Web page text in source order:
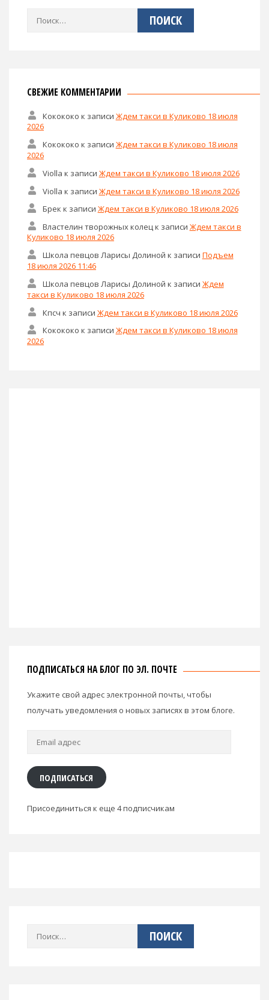
Найти:
СВЕЖИЕ КОММЕНТАРИИ
Кокококо к записи Ждем такси в Куликово 18 июля
2026
Кокококо к записи Ждем такси в Куликово 18 июля
2026
Violla к записи Ждем такси в Куликово 18 июля 2026
Violla к записи Ждем такси в Куликово 18 июля 2026
Брек к записи Ждем такси в Куликово 18 июля 2026
Властелин творожных колец к записи Ждем такси в
Куликово 18 июля 2026
Школа певцов Ларисы Долиной к записи Подъем
18 июля 2026 11:46
Школа певцов Ларисы Долиной к записи Ждем
такси в Куликово 18 июля 2026
Кпсч к записи Ждем такси в Куликово 18 июля 2026
Кокококо к записи Ждем такси в Куликово 18 июля
2026
ПОДПИСАТЬСЯ НА БЛОГ ПО ЭЛ. ПОЧТЕ
Укажите свой адрес электронной почты, чтобы
получать уведомления о новых записях в этом блоге.
Email
ПОДПИСАТЬСЯ
Присоединиться к еще 4 подписчикам
Найти: